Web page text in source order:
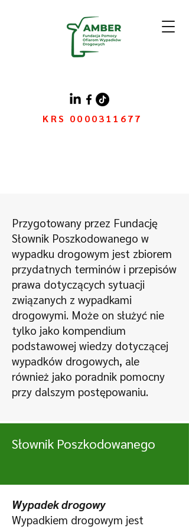
KRS 0000311677
Przygotowany przez Fundację
Słownik Poszkodowanego w
wypadku drogowym jest zbiorem
przydatnych terminów i przepisów
prawa dotyczących sytuacji
związanych z wypadkami
drogowymi. Może on służyć nie
tylko jako kompendium
podstawowej wiedzy dotyczącej
wypadków drogowych, ale
również jako poradnik pomocny
przy dalszym postępowaniu.
Słownik Poszkodowanego
Wypadek drogowy
Wypadkiem drogowym jest